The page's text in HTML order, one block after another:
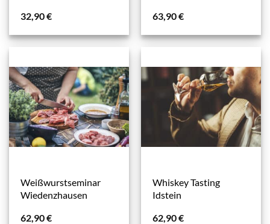
32,90€
63,90€
Weißwurstseminar
Wiedenzhausen
62,90€
Whiskey Tasting
Idstein
62,90€